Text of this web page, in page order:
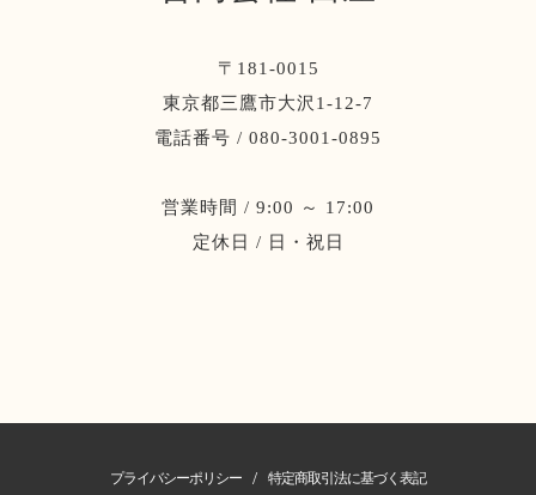
〒181-0015
東京都三鷹市大沢1-12-7
電話番号 / 080-3001-0895
営業時間 / 9:00 ～ 17:00
定休日 / 日・祝日
プライバシーポリシー / 特定商取引法に基づく表記